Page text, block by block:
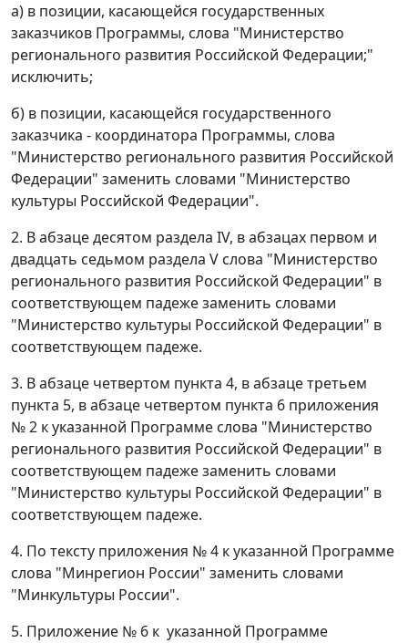
а) в позиции, касающейся государственных
заказчиков Программы, слова "Министерство
регионального развития Российской Федерации;"
исключить;
б) в позиции, касающейся государственного
заказчика - координатора Программы, слова
"Министерство регионального развития Российской
Федерации" заменить словами "Министерство
культуры Российской Федерации".
2. В абзаце десятом раздела IV, в абзацах первом и
двадцать седьмом раздела V слова "Министерство
регионального развития Российской Федерации" в
соответствующем падеже заменить словами
"Министерство культуры Российской Федерации" в
соответствующем падеже.
3. В абзаце четвертом пункта 4, в абзаце третьем
пункта 5, в абзаце четвертом пункта 6 приложения
№ 2 к указанной Программе слова "Министерство
регионального развития Российской Федерации" в
соответствующем падеже заменить словами
"Министерство культуры Российской Федерации" в
соответствующем падеже.
4. По тексту приложения № 4 к указанной Программе
слова "Минрегион России" заменить словами
"Минкультуры России".
5. Приложение № 6 к указанной Программе